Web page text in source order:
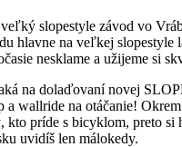
slopestyle závod vo
hlavne na veľkej slopestyle
nesklame a užijeme si
na dolaďovaní novej
a wallride na otáčanie!
kto príde s bicyklom, preto
uvidíš len málokedy.